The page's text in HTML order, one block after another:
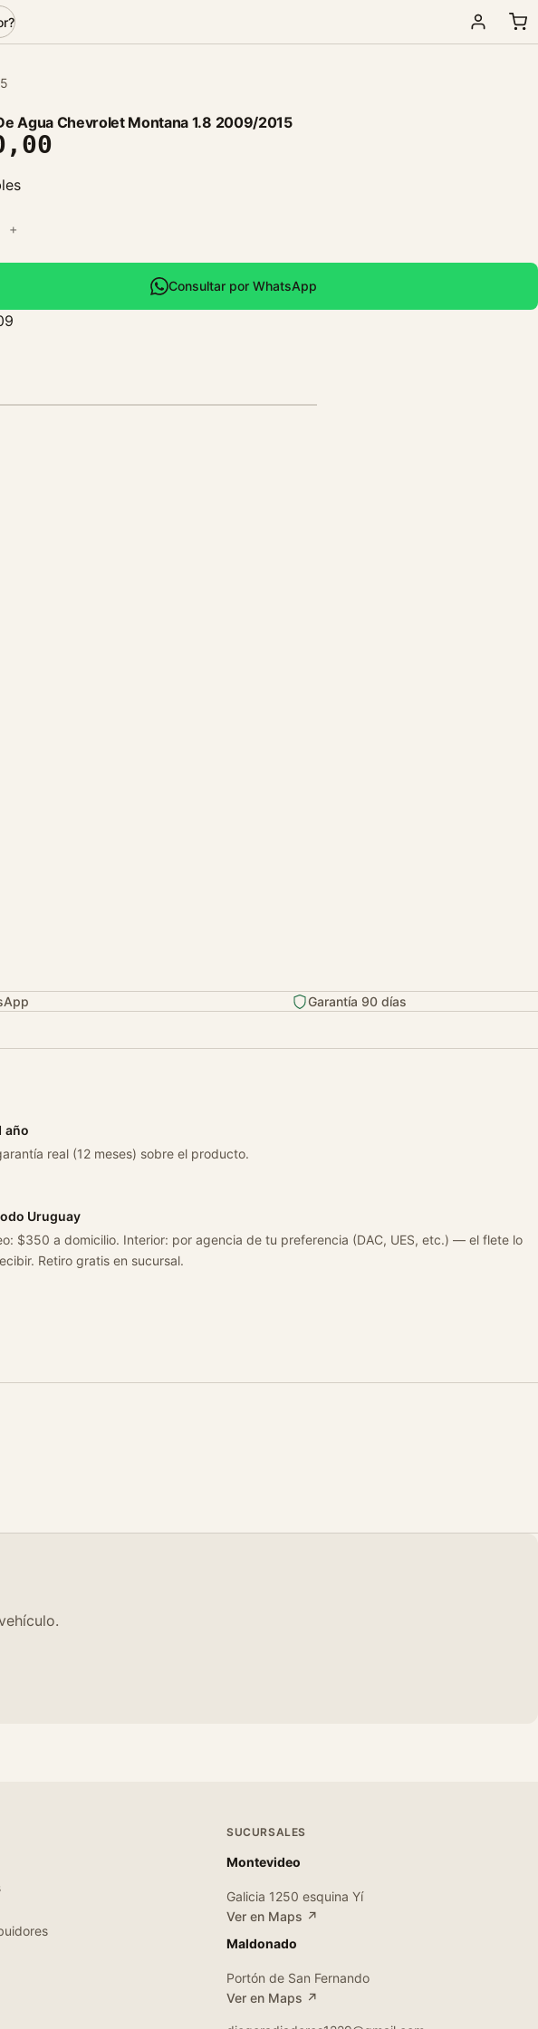
Agua Chevrolet Montana 1.8 2009/2015
+
Consultar por WhatsApp
Garantía 90 días
año
real (12 meses) sobre el producto.
Uruguay
$350 a domicilio. Interior: por agencia de tu preferencia (DAC, UES, etc.) — el flete lo
Retiro gratis en sucursal.
SUCURSALES
Montevideo
Galicia 1250 esquina Yí
Ver en Maps ↗
Maldonado
Portón de San Fernando
Ver en Maps ↗